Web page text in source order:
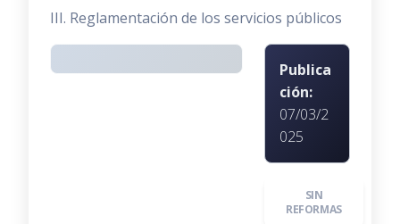
III. Reglamentación de los servicios públicos
Publica
ción:
07/03/2
025
SIN
REFORMAS